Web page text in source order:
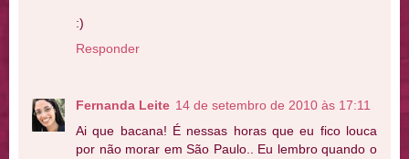
:)
Responder
Fernanda Leite 14 de setembro de 2010 às 17:11
Ai que bacana! É nessas horas que eu fico louca
por não morar em São Paulo.. Eu lembro quando o